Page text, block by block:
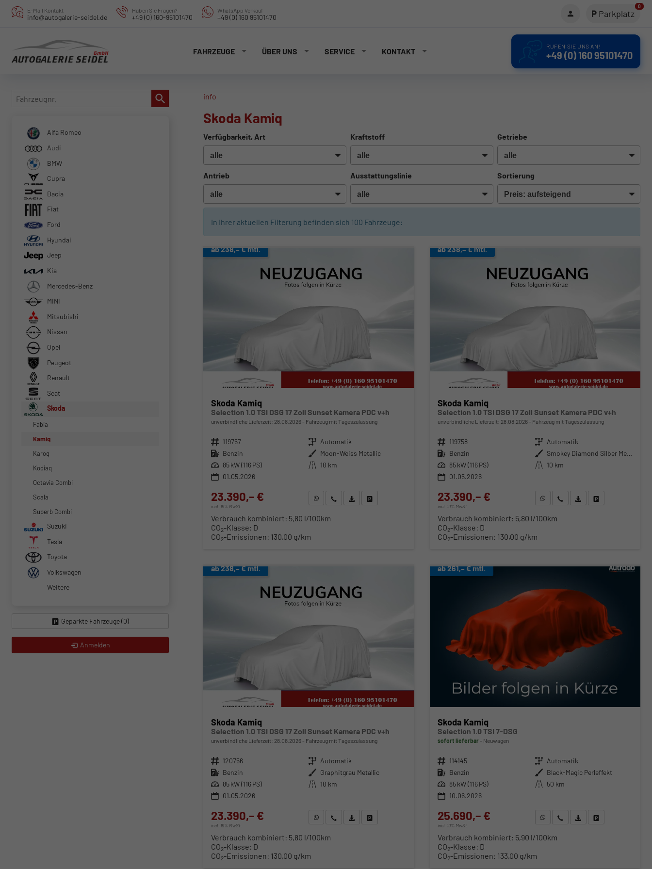
E-Mail Kontakt
info@autogalerie-seidel.de
Haben Sie Fragen?
+49 (0) 160-95101470
WhatsApp Verkauf
+49 (0) 160 95101470 Parkplatz
0
FAHRZEUGE ÜBER UNS SERVICE KONTAKT
RUFEN SIE UNS AN!
+49 (0) 160 95101470
info
Skoda Kamiq
Verfügbarkeit, Art Kraftstoff Getriebe
Antrieb Ausstattungslinie Sortierung
In Ihrer aktuellen Filterung befinden sich 100 Fahrzeuge:
ab 238,– € mtl.
Skoda Kamiq
Selection 1.0 TSI DSG 17 Zoll Sunset Kamera PDC v+h
unverbindliche Lieferzeit: 28.08.2026 Fahrzeug mit Tageszulassung
Fahrzeugnr. 119757 Getriebe Automatik
Kraftstoff Benzin Außenfarbe Moon-Weiss Metallic
Leistung 85 kW (116 PS) Kilometerstand 10 km
01.05.2026
23.390,– €
incl. 19% MwSt.
WhatsApp anfragen
Wir rufen Sie anFahrzeugexposé (PDF)
Verbrauch kombiniert: 5,80 l/100km
CO2-Klasse: D
CO2-Emissionen: 130,00 g/km
ab 238,– € mtl.
Skoda Kamiq
Selection 1.0 TSI DSG 17 Zoll Sunset Kamera PDC v+h
unverbindliche Lieferzeit: 28.08.2026 Fahrzeug mit Tageszulassung
Fahrzeugnr. 119758 Getriebe Automatik
Kraftstoff Benzin Außenfarbe
Smokey Diamond Silber Metallic
Leistung 85 kW (116 PS) Kilometerstand 10 km
01.05.2026
23.390,– €
incl. 19% MwSt.
WhatsApp anfragen
Wir rufen Sie anFahrzeugexposé (PDF)
Fahrzeug parken
Verbrauch kombiniert: 5,80 l/100km
CO2-Klasse: D
CO2-Emissionen: 130,00 g/km
ab 238,– € mtl.
Skoda Kamiq
Selection 1.0 TSI DSG 17 Zoll Sunset Kamera PDC v+h
unverbindliche Lieferzeit: 28.08.2026 Fahrzeug mit Tageszulassung
Fahrzeugnr. 120756 Getriebe Automatik
Kraftstoff Benzin Außenfarbe Graphitgrau Metallic
Leistung 85 kW (116 PS) Kilometerstand 10 km
01.05.2026
23.390,– €
incl. 19% MwSt.
WhatsApp anfragen
Wir rufen Sie anFahrzeugexposé (PDF)
Verbrauch kombiniert: 5,80 l/100km
CO2-Klasse: D
CO2-Emissionen: 130,00 g/km
ab 261,– € mtl.
Skoda Kamiq
Selection 1.0 TSI 7-DSG
sofort lieferbar Neuwagen
Fahrzeugnr. 114145 Getriebe Automatik
Kraftstoff Benzin Außenfarbe Black-Magic Perleffekt
Leistung 85 kW (116 PS) Kilometerstand 50 km
10.06.2026
25.690,– €
incl. 19% MwSt.
WhatsApp anfragen
Wir rufen Sie anFahrzeugexposé (PDF)
Fahrzeug parken
Verbrauch kombiniert: 5,90 l/100km
CO2-Klasse: D
CO2-Emissionen: 133,00 g/km
Fahrzeugnr.
Alfa Romeo
Audi
BMW
Cupra
Dacia
Fiat
Ford
Hyundai
Jeep
Kia
Mercedes-Benz
MINI
Mitsubishi
Nissan
Opel
Peugeot
Renault
Seat
Skoda
Fabia
Kamiq
Karoq
Kodiaq
Octavia Combi
Scala
Superb Combi
Suzuki
Tesla
Toyota
Volkswagen
Weitere
Geparkte Fahrzeuge (0)
Anmelden